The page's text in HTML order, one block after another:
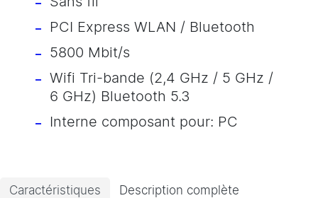
PCI Express WLAN / Bluetooth
5800 Mbit/s
Wifi Tri-bande (2,4 GHz / 5 GHz /
6 GHz) Bluetooth 5.3
Interne composant pour: PC
Caractéristiques Description complète